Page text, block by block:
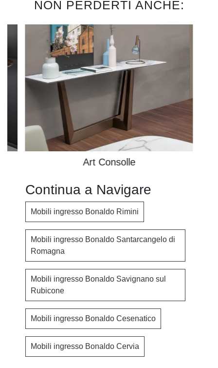
NON PERDERTI ANCHE:
Art Consolle
Continua a Navigare
Mobili ingresso Bonaldo Rimini
Mobili ingresso Bonaldo Santarcangelo di
Romagna
Mobili ingresso Bonaldo Savignano sul
Rubicone
Mobili ingresso Bonaldo Cesenatico
Mobili ingresso Bonaldo Cervia